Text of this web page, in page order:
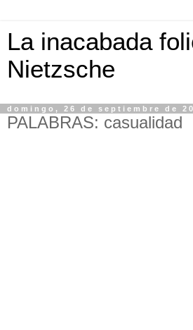
La inacabada
Nietzsche
domingo, 26 de septiembre de
PALABRAS: casualidad